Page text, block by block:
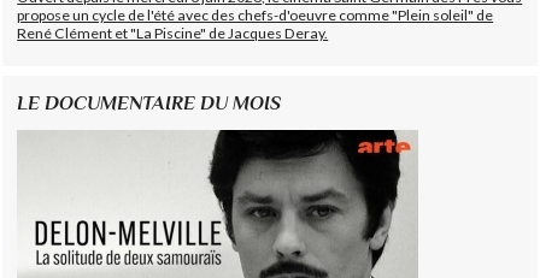
propose un cycle de l'été avec des chefs-d'oeuvre comme "Plein soleil" de
René Clément et "La Piscine" de Jacques Deray.
LE DOCUMENTAIRE DU MOIS